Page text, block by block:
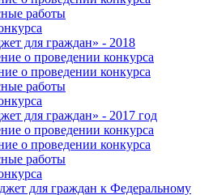
работы
для граждан» - 2018
о проведении конкурса
о проведении конкурса
работы
для граждан» - 2017 год
о проведении конкурса
о проведении конкурса
работы
для граждан к Федеральному